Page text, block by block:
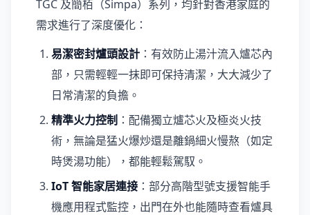
TGC 及簡栢（Simpa）系列，均針對香港家庭的
需求進行了深度優化：
易潔密封爐頭設計 ：有效防止湯汁流入爐芯內
部，只需輕輕一抹即可保持清潔，大大減少了
日常清潔的負擔。
精準火力控制 ：配備獨立爐芯火及極炎火技
術，無論是猛火爆炒還是離鍋細火慢熬（如定
時煲湯功能），都能輕鬆駕馭。
IoT 智能家居連接 ：部分高階型號支援智能手
機應用程式監控，出門在外也能隨時查看爐具